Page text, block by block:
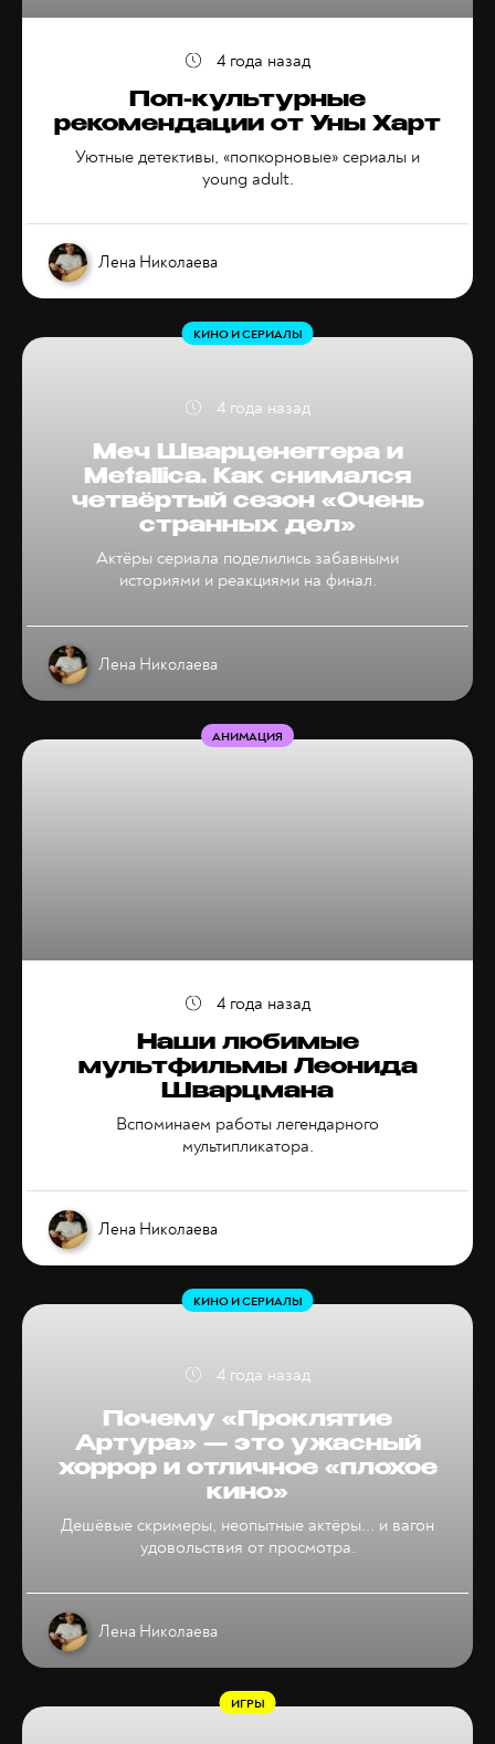
Поп-культурные
рекомендации от Уны Харт
Уютные детективы, «попкорновые» сериалы и
young adult.
Лена Николаева
4 года назад
Меч Шварценеггера и
Metallica. Как снимался
четвёртый сезон «Очень
странных дел»
Актёры сериала поделились забавными
историями и реакциями на финал.
КИНО И СЕРИАЛЫ
Лена Николаева
4 года назад
Наши любимые
мультфильмы Леонида
Шварцмана
Вспоминаем работы легендарного
мультипликатора.
АНИМАЦИЯ
Лена Николаева
4 года назад
Почему «Проклятие
Артура» — это ужасный
хоррор и отличное «плохое
кино»
Дешёвые скримеры, неопытные актёры... и вагон
удовольствия от просмотра.
КИНО И СЕРИАЛЫ
Лена Николаева
4 года назад
ИГРЫ